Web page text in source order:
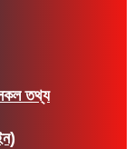
সকল তথ্য